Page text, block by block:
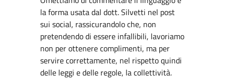
la forma usata dal dott. Silvetti nel post
sui social, rassicurandolo che, non
pretendendo di essere infallibili, lavoriamo
non per ottenere complimenti, ma per
servire correttamente, nel rispetto quindi
delle leggi e delle regole, la collettività.